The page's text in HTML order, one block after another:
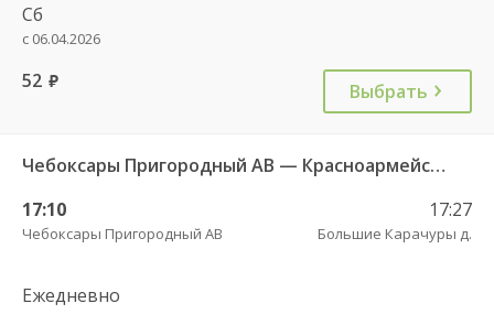
Сб
с 06.04.2026
52 руб. Выбрать
Чебоксары Пригородный АВ — Красноармейское с. ДКП 121
17:10
Чебоксары Пригородный АВ
17:27
Большие Карачуры д.
Ежедневно